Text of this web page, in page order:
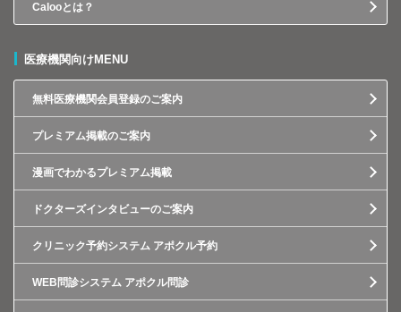
Calooとは？
医療機関向けMENU
無料医療機関会員登録のご案内
プレミアム掲載のご案内
漫画でわかるプレミアム掲載
ドクターズインタビューのご案内
クリニック予約システム アポクル予約
WEB問診システム アポクル問診